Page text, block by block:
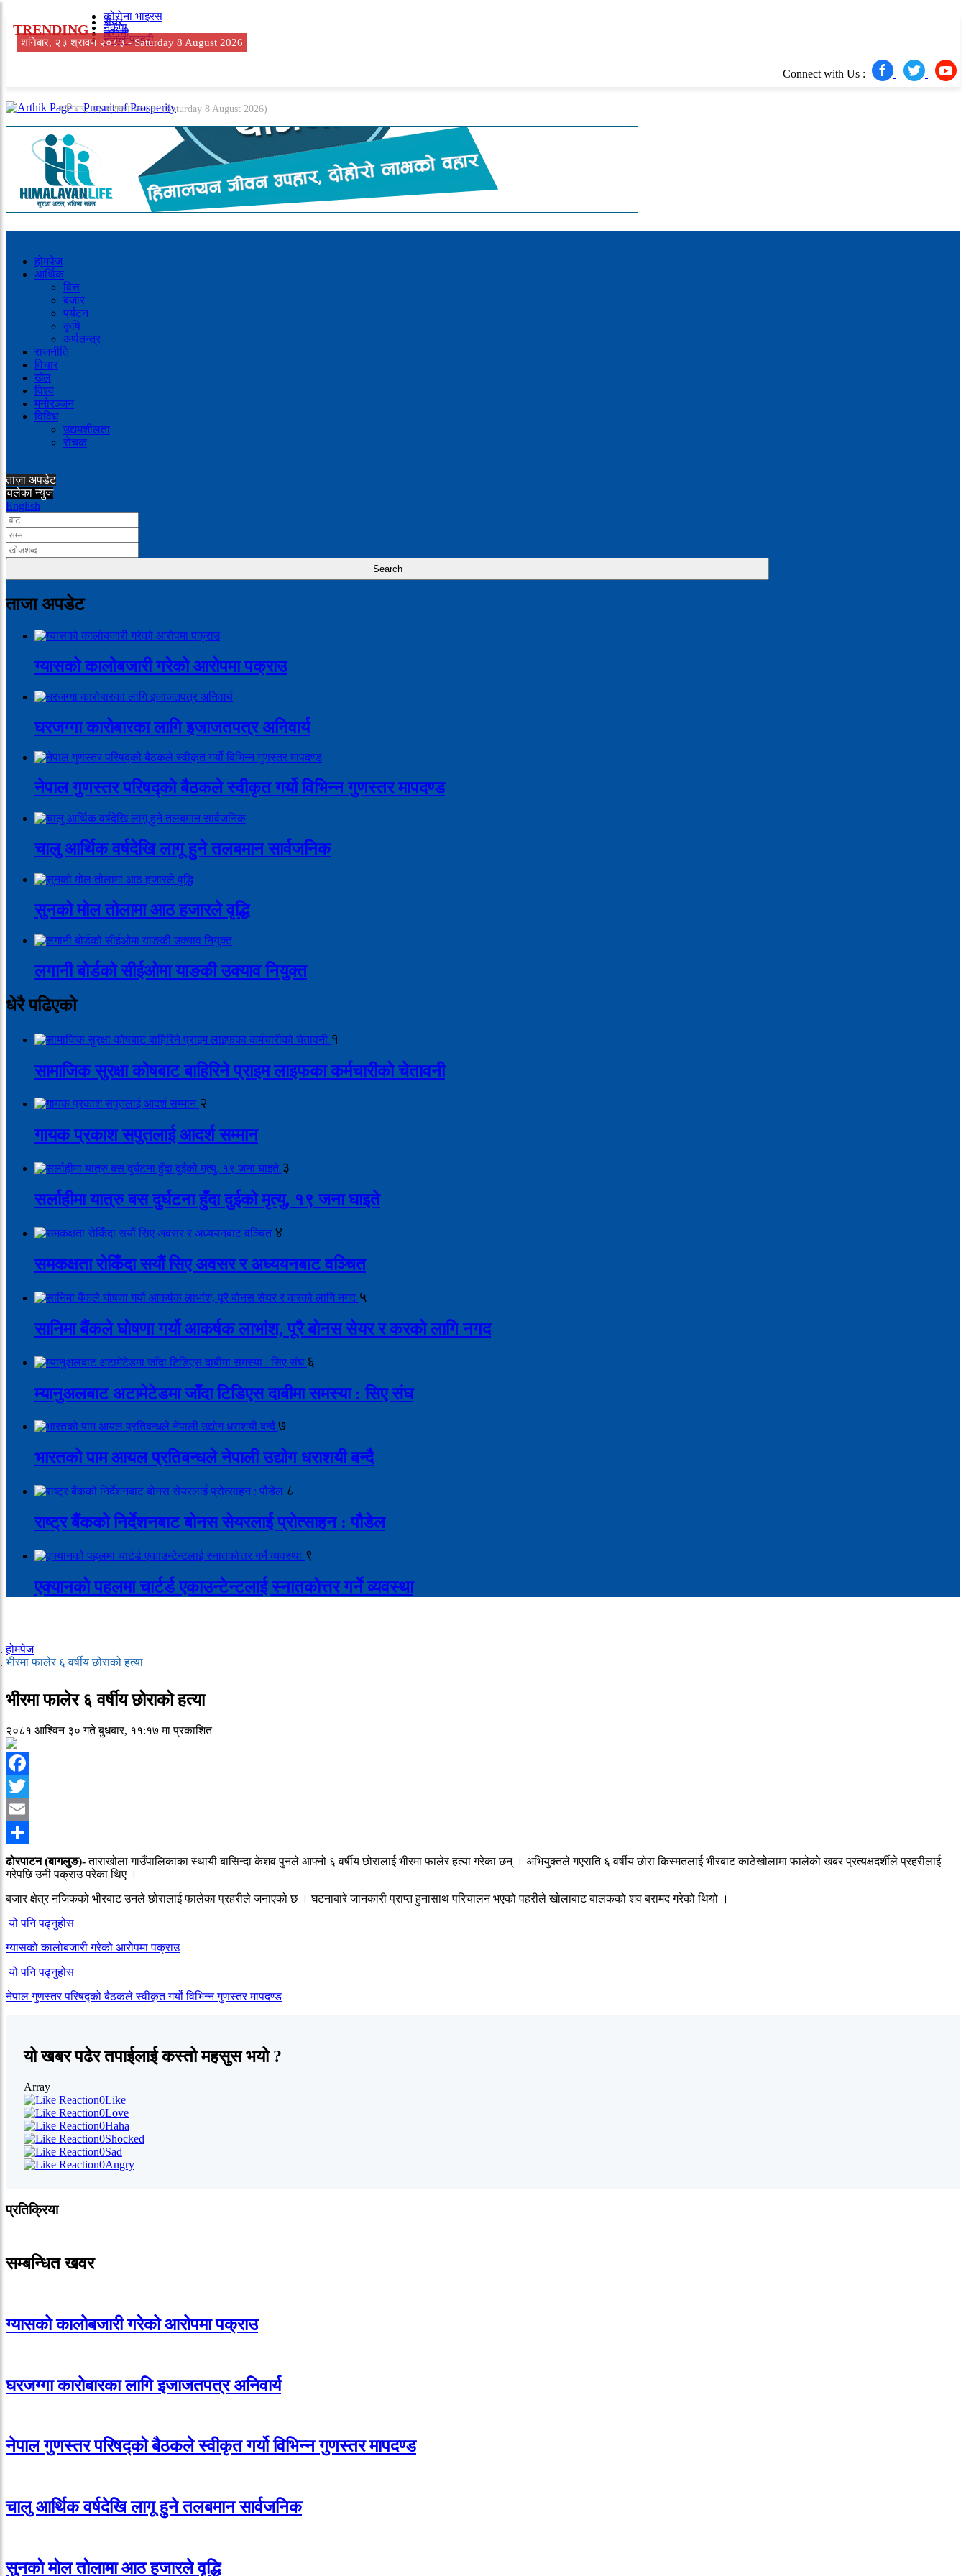
TRENDING
कोरोना भाइरस
सेयर
नेकपा
लगानी
नेपाल प्रहरी
Connect with Us :
शनिबार, २३ श्रावण २०८३ (Saturday 8 August 2026)
शनिबार, २३ श्रावण २०८३ -Saturday 8 August 2026
होमपेज
आर्थिक
वित्त
बजार
पर्यटन
कृषि
अर्थतन्त्र
राजनीति
विचार
खेल
विश्व
मनोरञ्जन
विविध
उद्यमशीलता
रोचक
ताज़ा अपडेट
चलेका न्युज
English
ताजा अपडेट
ग्यासको कालोबजारी गरेको आरोपमा पक्राउ
घरजग्गा कारोबारका लागि इजाजतपत्र अनिवार्य
नेपाल गुणस्तर परिषद्को बैठकले स्वीकृत गर्यो विभिन्न गुणस्तर मापदण्ड
चालु आर्थिक वर्षदेखि लागू हुने तलबमान सार्वजनिक
सुनको मोल तोलामा आठ हजारले वृद्धि
लगानी बोर्डको सीईओमा याङकी उक्याव नियुक्त
धेरै पढिएको
१
सामाजिक सुरक्षा कोषबाट बाहिरिने प्राइम लाइफका कर्मचारीको चेतावनी
२
गायक प्रकाश सपुतलाई आदर्श सम्मान
३
सर्लाहीमा यात्रु बस दुर्घटना हुँदा दुईको मृत्यु, १९ जना घाइते
४
समकक्षता रोकिँदा सयौं सिए अवसर र अध्ययनबाट वञ्चित
५
सानिमा बैंकले घोषणा गर्यो आकर्षक लाभांश, पूरै बोनस सेयर र करको लागि नगद
६
म्यानुअलबाट अटामेटेडमा जाँदा टिडिएस दाबीमा समस्या : सिए संघ
७
भारतको पाम आयल प्रतिबन्धले नेपाली उद्योग धराशयी बन्दै
८
राष्ट्र बैंकको निर्देशनबाट बोनस सेयरलाई प्रोत्साहन : पौडेल
९
एक्यानको पहलमा चार्टर्ड एकाउन्टेन्टलाई स्नातकोत्तर गर्ने व्यवस्था
होमपेज
भीरमा फालेर ६ वर्षीय छोराको हत्या
भीरमा फालेर ६ वर्षीय छोराको हत्या
२०८१ आश्विन ३० गते बुधबार, ११:१७ मा प्रकाशित
Facebook
Twitter
Email
Share
ढोरपाटन (बागलुङ)-ताराखोला गाउँपालिकाका स्थायी बासिन्दा केशव पुनले आफ्नो ६ वर्षीय छोरालाई भीरमा फालेर हत्या गरेका छन् । अभियुक्तले गएराति ६ वर्षीय छोरा किस्मतलाई भीरबाट काठेखोलामा फालेको खबर प्रत्यक्षदर्शीले प्रहरीलाई
गरेपछि उनी पक्राउ परेका थिए ।
बजार क्षेत्र नजिकको भीरबाट उनले छोरालाई फालेका प्रहरीले जनाएको छ । घटनाबारे जानकारी प्राप्त हुनासाथ परिचालन भएको पहरीले खोलाबाट बालकको शव बरामद गरेको थियो ।
यो पनि पढ्नुहोस
ग्यासको कालोबजारी गरेको आरोपमा पक्राउ
यो पनि पढ्नुहोस
नेपाल गुणस्तर परिषद्को बैठकले स्वीकृत गर्यो विभिन्न गुणस्तर मापदण्ड
यो खबर पढेर तपाईलाई कस्तो महसुस भयो ?
Array
0Like
0Love
0Haha
0Shocked
0Sad
0Angry
प्रतिक्रिया
सम्बन्धित खवर
ग्यासको कालोबजारी गरेको आरोपमा पक्राउ
घरजग्गा कारोबारका लागि इजाजतपत्र अनिवार्य
नेपाल गुणस्तर परिषद्को बैठकले स्वीकृत गर्यो विभिन्न गुणस्तर मापदण्ड
चालु आर्थिक वर्षदेखि लागू हुने तलबमान सार्वजनिक
सुनको मोल तोलामा आठ हजारले वृद्धि